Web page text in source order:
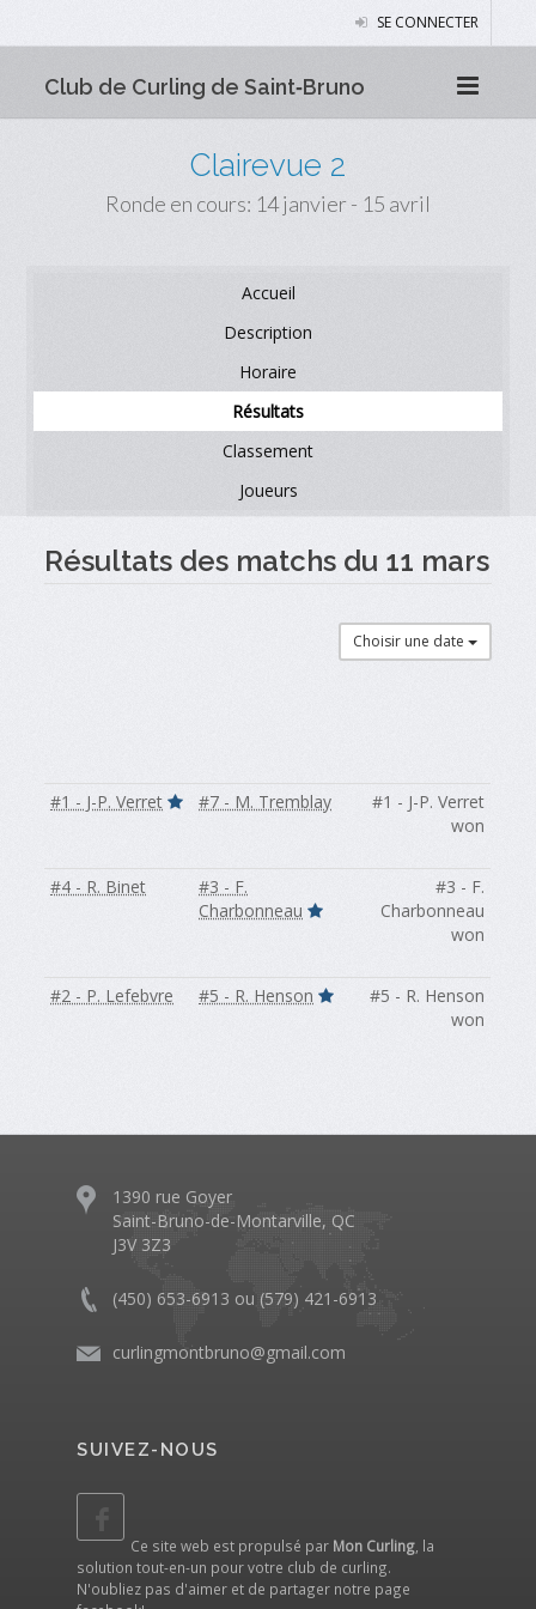
SE CONNECTER
Club de Curling de Saint‑Bruno
Clairevue 2
Ronde en cours: 14 janvier - 15 avril
Accueil
Description
Horaire
Résultats
Classement
Joueurs
Résultats des matchs du 11 mars
Choisir une date
#1 - J-P. Verret #7 - M. Tremblay
#1 - J-P. Verret
won
#4 - R. Binet
#3 - F.
Charbonneau
#3 - F.
Charbonneau
won
#2 - P. Lefebvre #5 - R. Henson
#5 - R. Henson
won
1390 rue Goyer
Saint-Bruno-de-Montarville, QC
J3V 3Z3
(450) 653-6913 ou (579) 421-6913
curlingmontbruno@gmail.com
SUIVEZ-NOUS
Ce site web est propulsé par Mon Curling , la
solution tout-en-un pour votre club de curling.
N'oubliez pas d'aimer et de partager notre page